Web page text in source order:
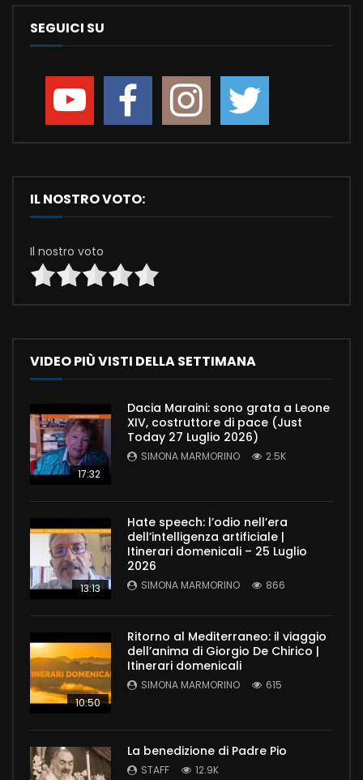
SEGUICI SU
IL NOSTRO VOTO:
Il nostro voto
VIDEO PIÙ VISTI DELLA SETTIMANA
17:32
Dacia Maraini: sono grata a Leone
XIV, costruttore di pace (Just
Today 27 Luglio 2026)
SIMONA MARMORINO 2.5K
13:13
Hate speech: l’odio nell’era
dell’intelligenza artificiale |
Itinerari domenicali – 25 Luglio
2026
SIMONA MARMORINO 866
10:50
Ritorno al Mediterraneo: il viaggio
dell’anima di Giorgio De Chirico |
Itinerari domenicali
SIMONA MARMORINO 615
La benedizione di Padre Pio
STAFF 12.9K